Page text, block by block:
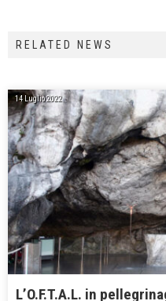
RELATED NEWS
14 Luglio 2022
L’O.F.T.A.L. in